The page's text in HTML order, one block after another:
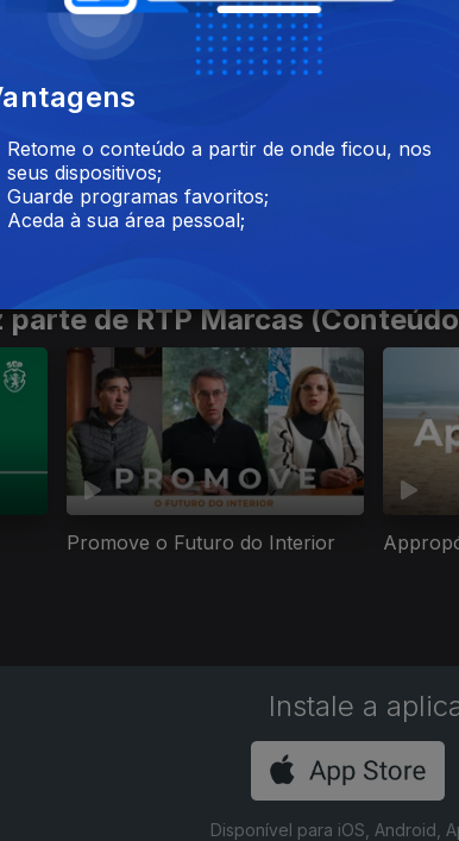
28 mar. 2025
Florestas
de RTP Marcas
Promove o Futuro do Interior
Instale a
Disponível para iOS, Android,
Retome o conteúdo a partir de onde ficou, nos
seus dispositivos;
Guarde programas favoritos;
Aceda à sua área pessoal;